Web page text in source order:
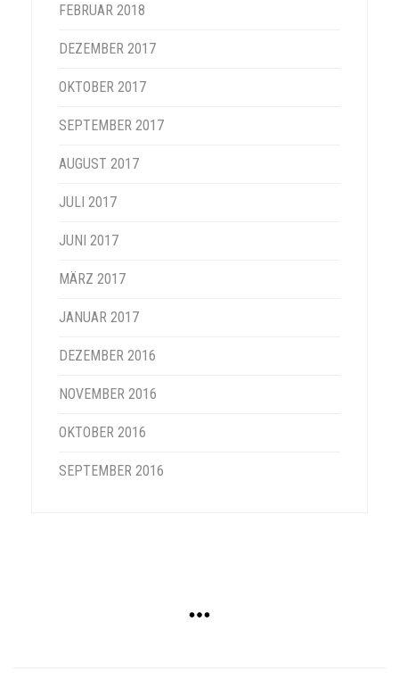
FEBRUAR 2018
DEZEMBER 2017
OKTOBER 2017
SEPTEMBER 2017
AUGUST 2017
JULI 2017
JUNI 2017
MÄRZ 2017
JANUAR 2017
DEZEMBER 2016
NOVEMBER 2016
OKTOBER 2016
SEPTEMBER 2016